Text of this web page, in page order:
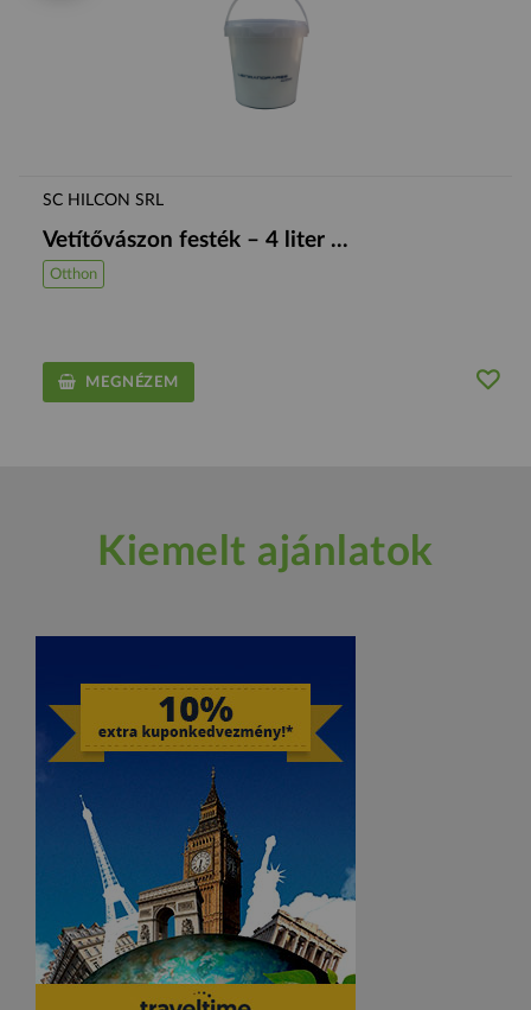
SC HILCON SRL
Vetítővászon festék – 4 liter ...
Otthon
MEGNÉZEM
Kiemelt ajánlatok